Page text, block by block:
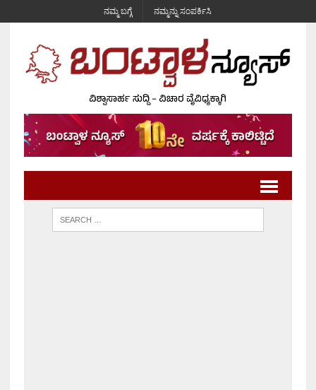
ನಮ್ಮ ಬಗ್ಗೆ ನಮ್ಮನ್ನು ಸಂಪರ್ಕಿಸಿ